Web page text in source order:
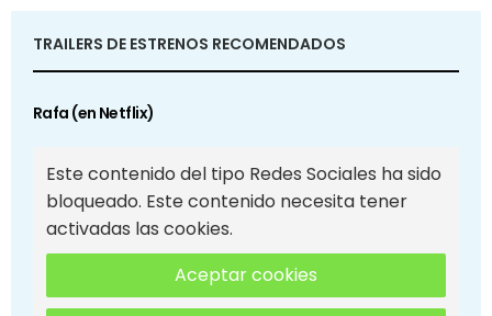
TRAILERS DE ESTRENOS RECOMENDADOS
Rafa (en Netflix)
Este contenido del tipo Redes Sociales ha sido
bloqueado. Este contenido necesita tener
activadas las cookies.
Aceptar cookies